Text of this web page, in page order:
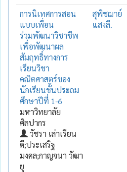
การนิเทศการสอน
แบบเพื่อน
ร่วมพัฒนาวิชาชีพ
เพื่อพัฒนาผล
สัมฤทธิ์ทางการ
เรียนวิชา
คณิตศาสตร์ของ
นักเรียนชั้นประถม
ศึกษาปีที่ 1-6
มหาวิทยาลัย
ศิลปากร
วัชรา เล่าเรียน
ดี;ประเสริฐ
มงคล;กาญจนา วัฒา
ยุ
สุพิชฌาย์
แสงลี.